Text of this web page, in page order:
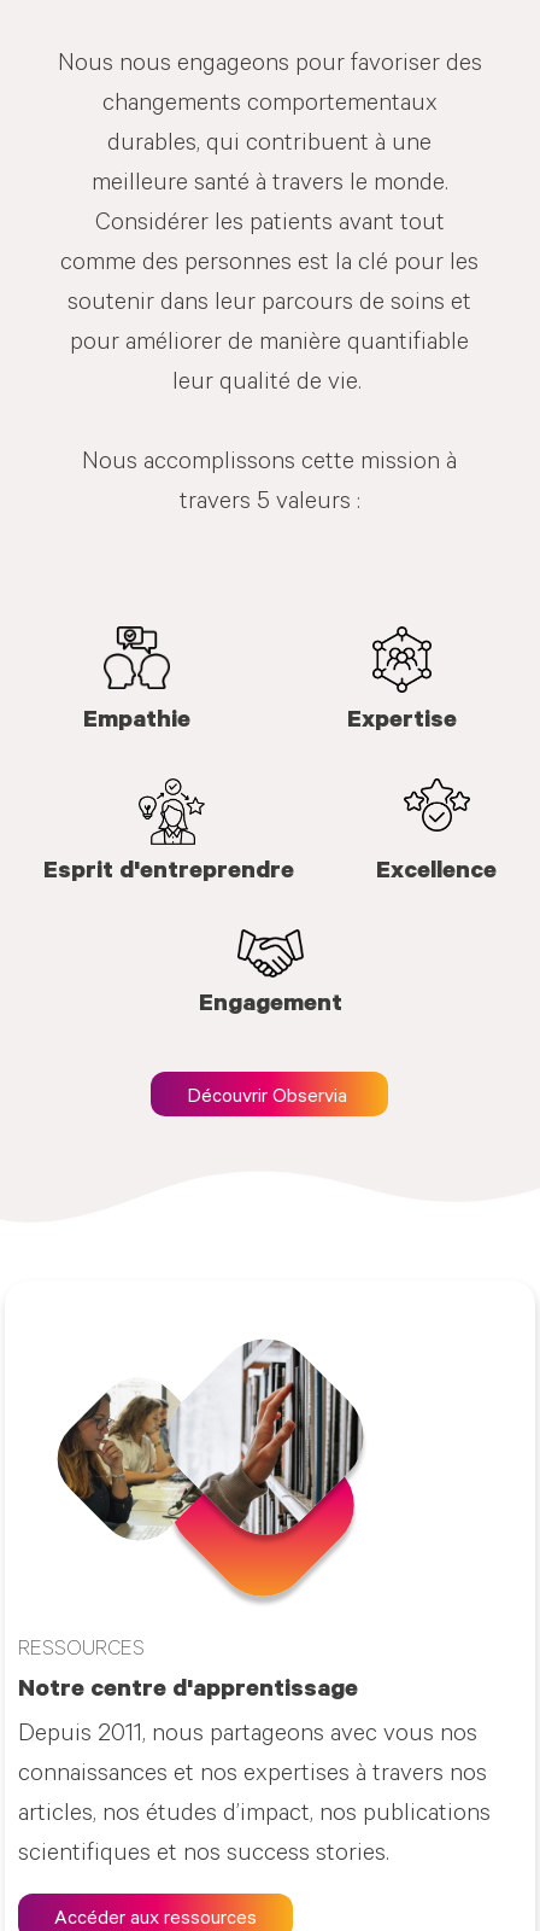
Nous nous engageons pour favoriser des
changements comportementaux
durables, qui contribuent à une
meilleure santé à travers le monde.
Considérer les patients avant tout
comme des personnes est la clé pour les
soutenir dans leur parcours de soins et
pour améliorer de manière quantifiable
leur qualité de vie.
Nous accomplissons cette mission à
travers 5 valeurs :
Empathie Expertise
Esprit d'entreprendre Excellence
Engagement
Découvrir Observia
RESSOURCES
Notre centre d'apprentissage
Depuis 2011, nous partageons avec vous nos
connaissances et nos expertises à travers nos
articles, nos études d’impact, nos publications
scientifiques et nos success stories.
Accéder aux ressources